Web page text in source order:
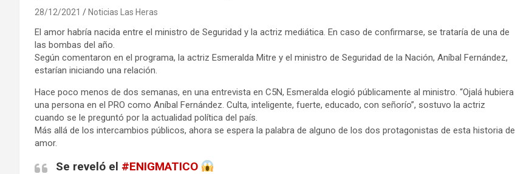
28/12/2021 Noticias Las Heras
El amor habría nacida entre el ministro de Seguridad y la actriz mediática. En caso de confirmarse, se trataría de una de
las bombas del año.
Según comentaron en el programa, la actriz Esmeralda Mitre y el ministro de Seguridad de la Nación, Aníbal Fernández,
estarían iniciando una relación.
Hace poco menos de dos semanas, en una entrevista en C5N, Esmeralda elogió públicamente al ministro. “Ojalá hubiera
una persona en el PRO como Aníbal Fernández. Culta, inteligente, fuerte, educado, con señorío”, sostuvo la actriz
cuando se le preguntó por la actualidad política del país.
Más allá de los intercambios públicos, ahora se espera la palabra de alguno de los dos protagonistas de esta historia de
amor.
Se reveló el #ENIGMATICO